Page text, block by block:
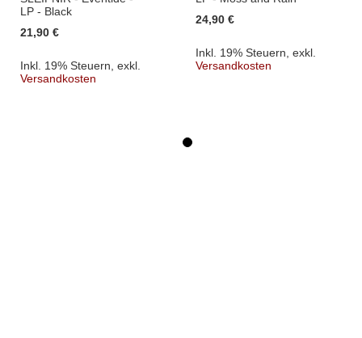
LP - Black
21,90 €
Inkl. 19% Steuern exkl.
Versandkosten
24,90 €
Inkl. 19% Steuern exkl.
Versandkosten